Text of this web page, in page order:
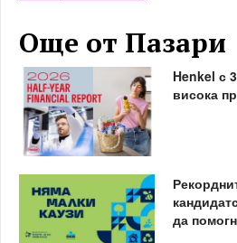
Още от Пазари
Henkel с
висока
да